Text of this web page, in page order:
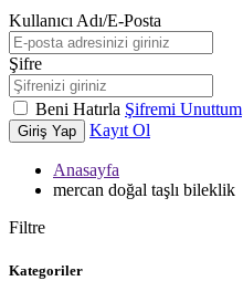
Kullanıcı Adı/E-Posta
Şifre
Beni Hatırla Şifremi Unuttum
Giriş Yap Kayıt Ol
Anasayfa
mercan doğal taşlı bileklik
Filtre
Kategoriler